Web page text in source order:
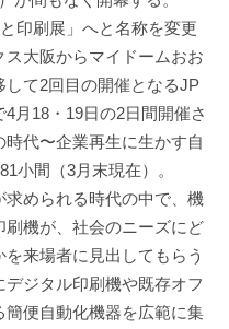
印刷展」へと名称を変更
大阪からマイドームおお
して2回目の開催となるJP
月18・19日の2日間開催さ
代〜企業再生に生かす自
小間（3月末現在）。
められる時代の中で、機
機が、社会のニーズにど
来場者に見出してもらう
ジタル印刷機や既存オフ
便自動化機器を広範に集